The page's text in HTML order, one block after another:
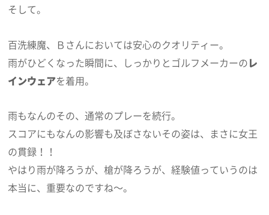
そして。
百洗練魔、Ｂさんにおいては安心のクオリティー。
雨がひどくなった瞬間に、しっかりとゴルフメーカーのレ
インウェアを着用。
雨もなんのその、通常のプレーを続行。
スコアにもなんの影響も及ぼさないその姿は、まさに女王
の貫録！！
やはり雨が降ろうが、槍が降ろうが、経験値っていうのは
本当に、重要なのですね～。